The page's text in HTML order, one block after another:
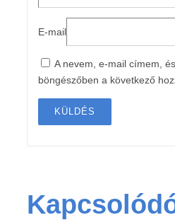
E-mail
A nevem, e-mail címem,
böngészőben a következő